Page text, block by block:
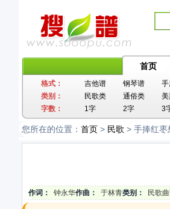
首页
格式： 吉他谱 钢琴谱
类别：
民歌类 通俗类
字数：
1字 2字 3
您所在的位置： 首页 > 民歌 > 手捧红枣
作词： 钟永华作曲： 于林青类别： 民歌